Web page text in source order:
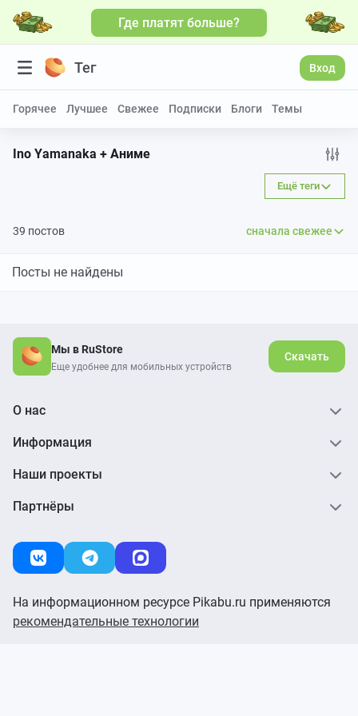
Где платят больше?
Тег Вход
Горячее Лучшее Свежее Подписки Блоги Темы
Ino Yamanaka + Аниме
Ещё теги
39 постов сначала свежее
Посты не найдены
Мы в RuStore
Еще удобнее для мобильных устройств
Скачать
О нас
Информация
Наши проекты
Партнёры
На информационном ресурсе Pikabu.ru применяются
рекомендательные технологии